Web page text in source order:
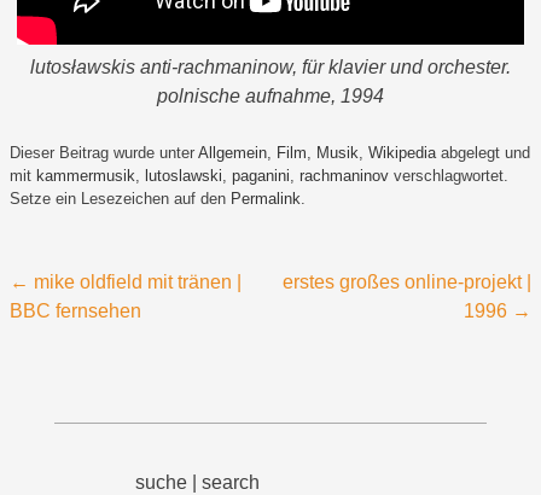
lutosławskis anti-rachmaninow, für klavier und orchester.
polnische aufnahme, 1994
Dieser Beitrag wurde unter Allgemein, Film, Musik, Wikipediaabgelegt und
mit kammermusik, lutoslawski, paganini, rachmaninov verschlagwortet.
Setze ein Lesezeichen auf den Permalink.
Beitragsnavigation
← mike oldfield mit tränen |
BBC fernsehen
erstes großes online-projekt |
1996 →
suche | search